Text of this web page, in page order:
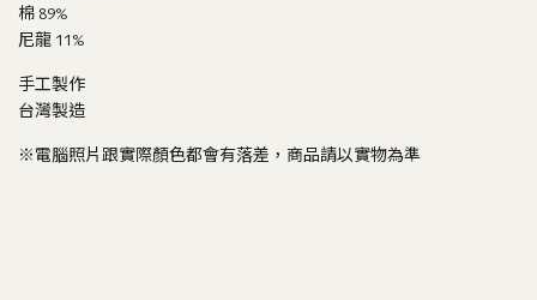
棉 89%
尼龍 11%
手工製作
台灣製造
※電腦照片跟實際顏色都會有落差，商品請以實物為準